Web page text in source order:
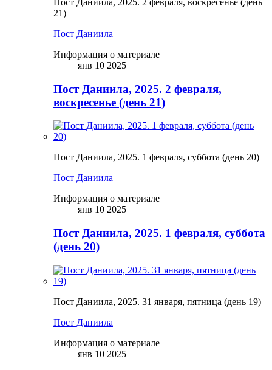
Пост Даниила, 2025. 2 февраля, воскресенье (день
21)
Пост Даниила
Информация о материале
янв 10 2025
Пост Даниила, 2025. 2 февраля,
воскресенье (день 21)
Пост Даниила, 2025. 1 февраля, суббота (день 20)
Пост Даниила
Информация о материале
янв 10 2025
Пост Даниила, 2025. 1 февраля, суббота
(день 20)
Пост Даниила, 2025. 31 января, пятница (день 19)
Пост Даниила
Информация о материале
янв 10 2025